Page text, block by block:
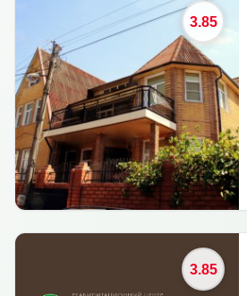
3.85
3.85